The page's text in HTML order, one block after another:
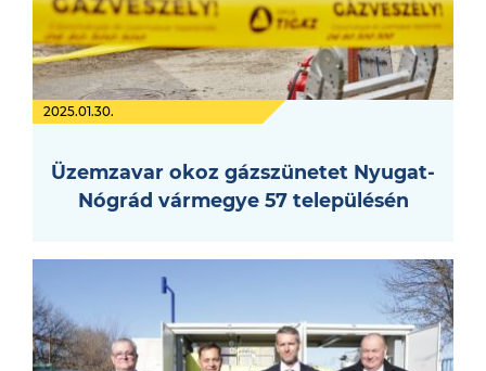
2025.01.30.
Üzemzavar okoz gázszünetet Nyugat-
Nógrád vármegye 57 településén